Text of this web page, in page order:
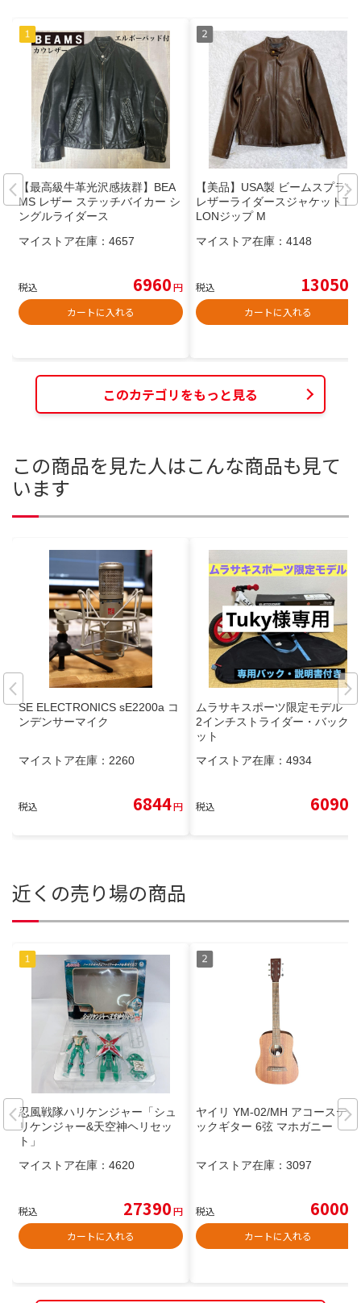
【最高級牛革光沢感抜群】BEA
MS レザー ステッチバイカー シ
ングルライダース
マイストア在庫： 4657
税込 6960円
カートに入れる
【美品】USA製 ビームスプラス
レザーライダースジャケットTA
LONジップ M
マイストア在庫： 4148
税込 13050
カートに入れる
このカテゴリをもっと見る
この商品を見た人はこんな商品も見て
います
SE ELECTRONICS sE2200a コ
ンデンサーマイク
マイストア在庫： 2260
税込 6844円
ムラサキスポーツ限定モデル 1
2インチストライダー・バックセ
ット
マイストア在庫： 4934
税込 6090
近くの売り場の商品
忍風戦隊ハリケンジャー「シュ
リケンジャー&天空神ヘリセッ
ト」
マイストア在庫： 4620
税込 27390円
カートに入れる
ヤイリ YM-02/MH アコースティ
ックギター 6弦 マホガニー
マイストア在庫： 3097
税込 6000
カートに入れる